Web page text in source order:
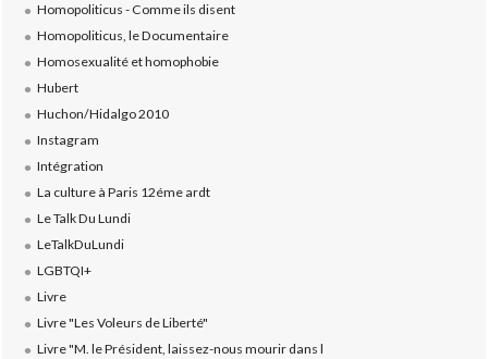
Homopoliticus - Comme ils disent
Homopoliticus, le Documentaire
Homosexualité et homophobie
Hubert
Huchon/Hidalgo 2010
Instagram
Intégration
La culture à Paris 12éme ardt
Le Talk Du Lundi
LeTalkDuLundi
LGBTQI+
Livre
Livre "Les Voleurs de Liberté"
Livre "M. le Président, laissez-nous mourir dans l